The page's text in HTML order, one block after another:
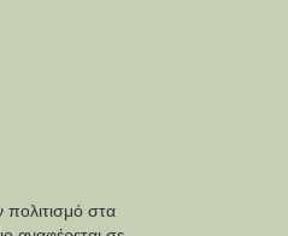
πολιτισμό στα